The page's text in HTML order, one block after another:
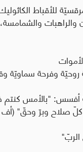
للأقباط
والراهبات
روحيّة وفرحة سماويّة
"بالأمس كنتم
وبرّ وحقّ" (أف 5: 8 – 9)